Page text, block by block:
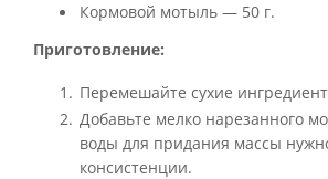
Кормовой мотыль — 50 г.
Приготовление:
Перемешайте сухие
Добавьте мелко нарезанного
воды для придания массы
консистенции.